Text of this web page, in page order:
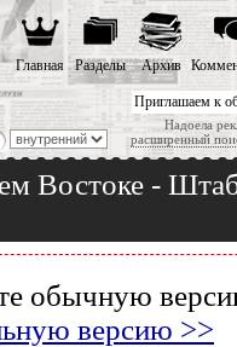
Приглашаем к
Надоела
расширенный
Главная Разделы Архив
Востоке -
обычную
версию >>